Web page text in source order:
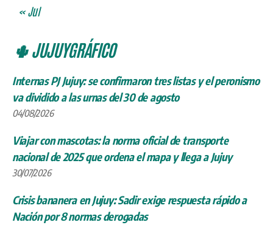
« Jul
🌵 JUJUYGRÁFICO
Internas PJ Jujuy: se confirmaron tres listas y el peronismo
va dividido a las urnas del 30 de agosto
04/08/2026
Viajar con mascotas: la norma oficial de transporte
nacional de 2025 que ordena el mapa y llega a Jujuy
30/07/2026
Crisis bananera en Jujuy: Sadir exige respuesta rápido a
Nación por 8 normas derogadas